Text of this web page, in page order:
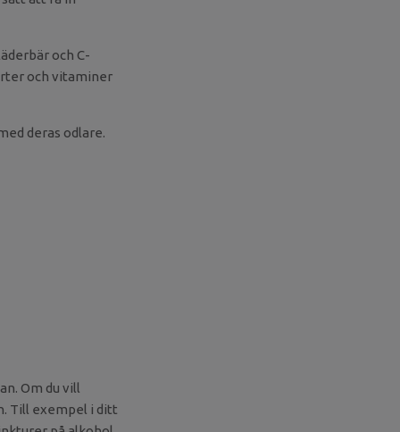
och C-
och vitaminer
deras odlare.
Om du vill
Till exempel i ditt